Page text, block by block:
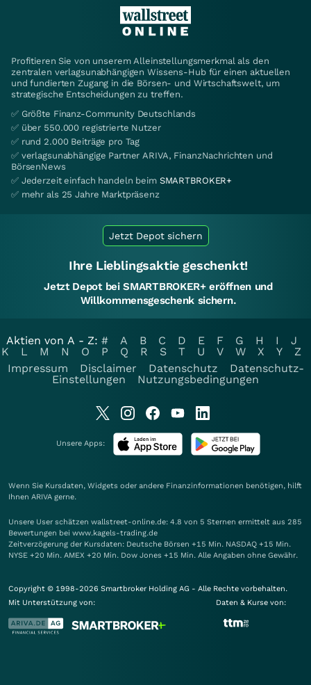
Profitieren Sie von unserem Alleinstellungsmerkmal als den
zentralen verlagsunabhängigen Wissens-Hub für einen aktuellen
und fundierten Zugang in die Börsen- und Wirtschaftswelt, um
strategische Entscheidungen zu treffen.
✅ Größte Finanz-Community Deutschlands
✅ über 550.000 registrierte Nutzer
✅ rund 2.000 Beiträge pro Tag
✅ verlagsunabhängige Partner ARIVA, FinanzNachrichten und
BörsenNews
✅ Jederzeit einfach handeln beim SMARTBROKER+
✅ mehr als 25 Jahre Marktpräsenz
Jetzt Depot sichern
Ihre Lieblingsaktie geschenkt!
Jetzt Depot bei SMARTBROKER+ eröffnen und
Willkommensgeschenk sichern.
Aktien von A - Z: # A B C D E F G H I
J
K
L M N O P Q R S T U V W X Y
Z
Impressum
Disclaimer Datenschutz
Datenschutz-
Einstellungen
Nutzungsbedingungen
Unsere Apps:
Wenn Sie Kursdaten, Widgets oder andere Finanzinformationen benötigen, hilft
Ihnen ARIVA gerne.
Unsere User schätzen wallstreet-online.de: 4.8 von 5 Sternen ermittelt aus 285
Bewertungen bei www.kagels-trading.de
Zeitverzögerung der Kursdaten: Deutsche Börsen +15 Min. NASDAQ +15 Min.
NYSE +20 Min. AMEX +20 Min. Dow Jones +15 Min. Alle Angaben ohne Gewähr.
Copyright © 1998-2026 Smartbroker Holding AG - Alle Rechte vorbehalten.
Mit Unterstützung von:
Daten & Kurse von: